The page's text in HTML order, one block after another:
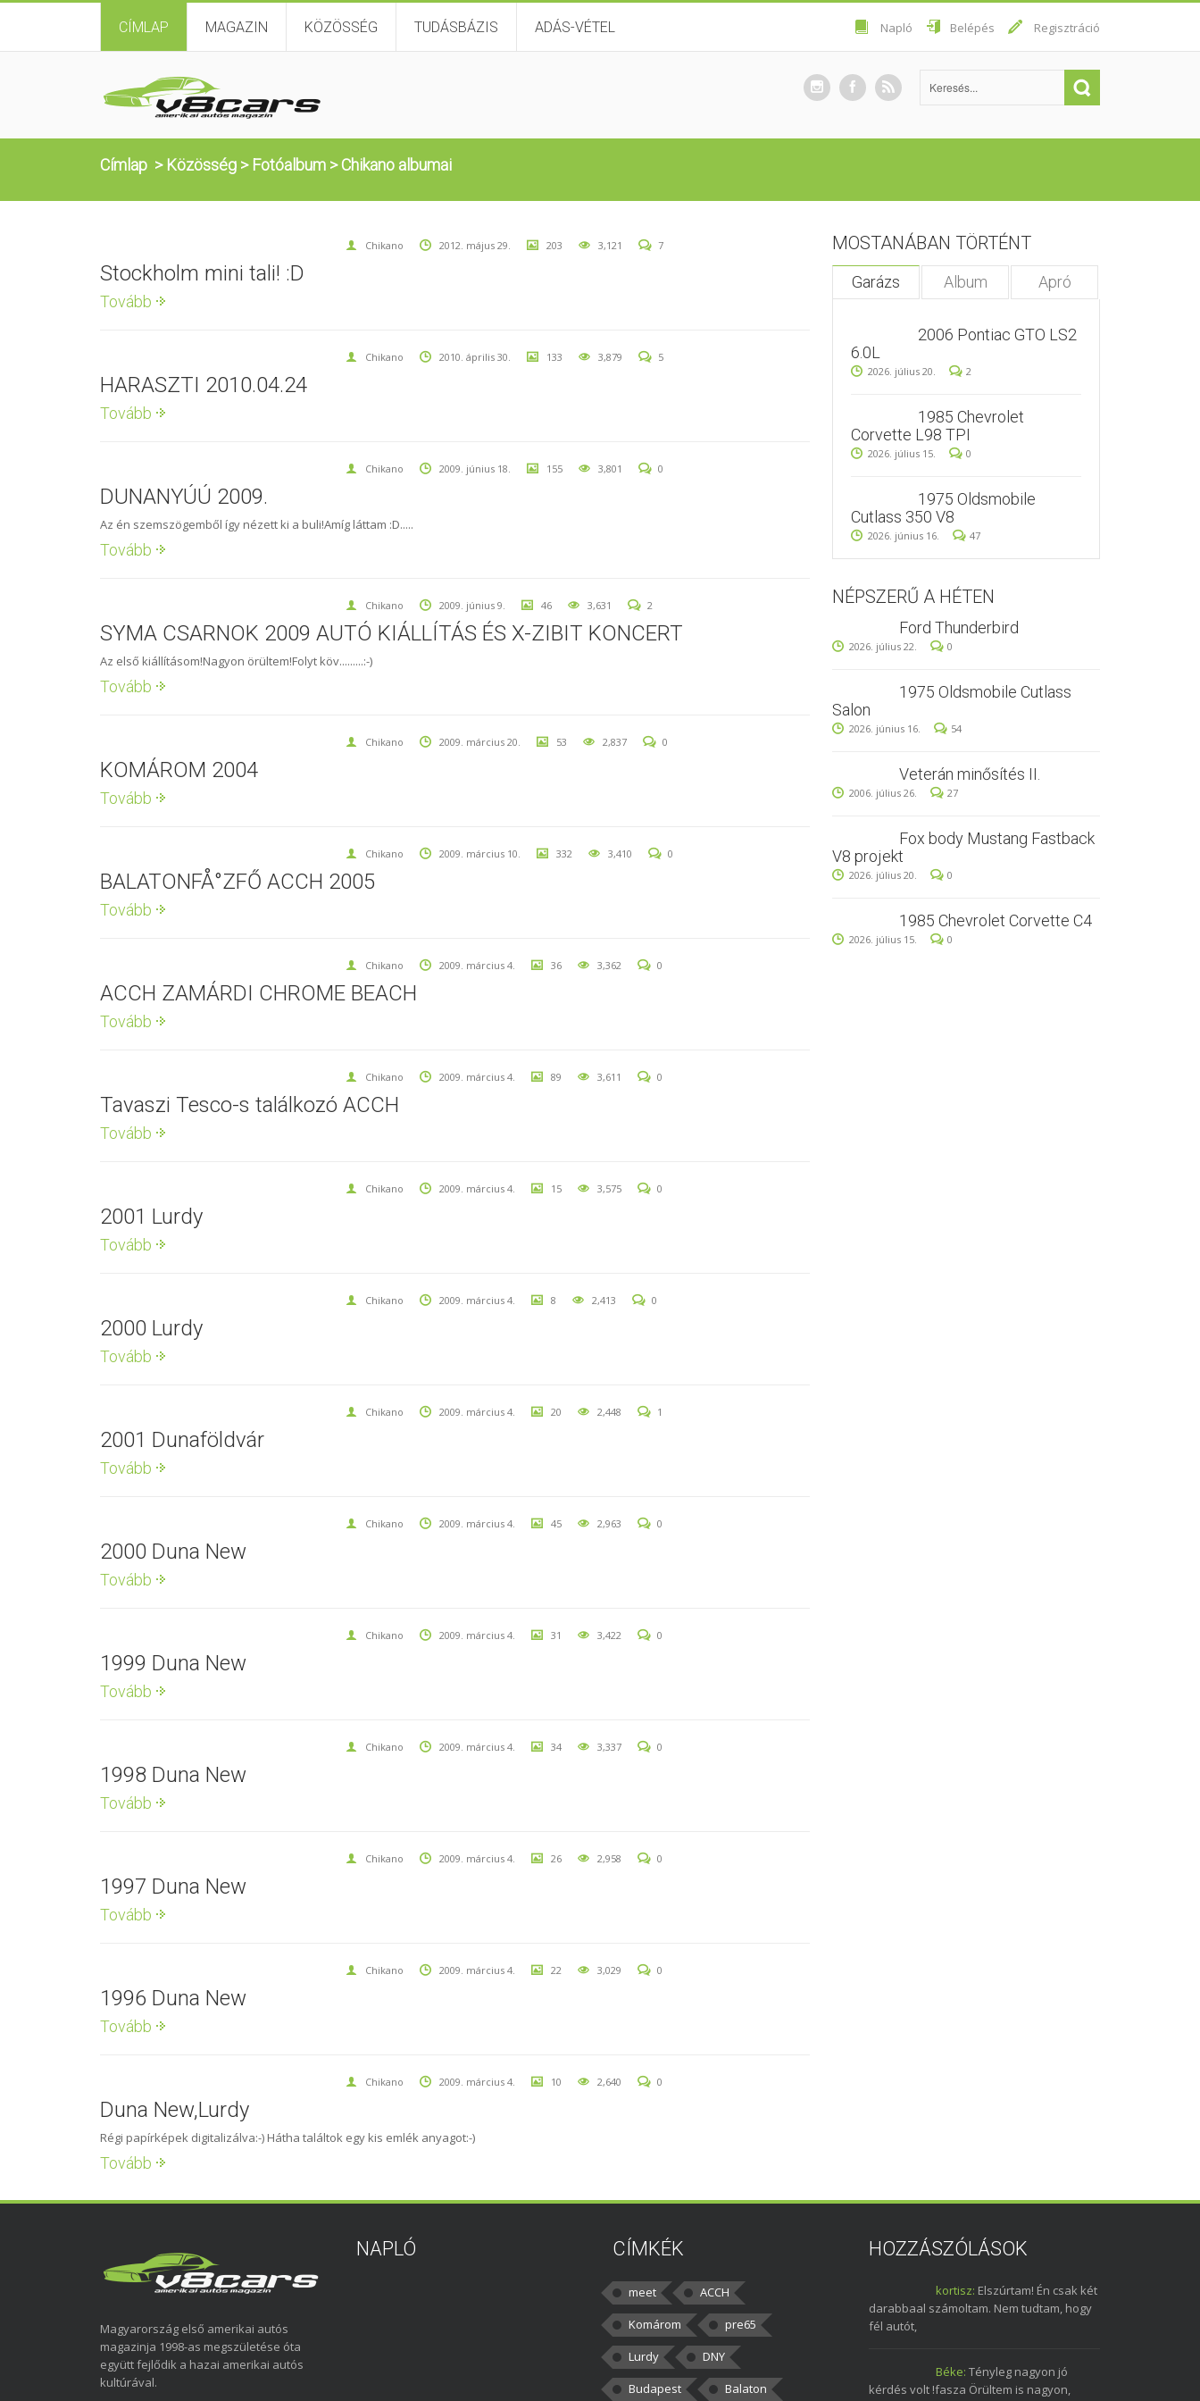
CÍMLAP MAGAZIN KÖZÖSSÉG TUDÁSBÁZIS ADÁS-VÉTEL Napló Belépés Regisztráció
Címlap > Közösség > Fotóalbum >Chikano albumai
Chikano 2012. május 29. 203 3,121 7
Stockholm mini tali! :D
Tovább
Chikano 2010. április 30. 133 3,879 5
HARASZTI 2010.04.24
Tovább
Chikano 2009. június 18. 155 3,801 0
DUNANYÚÚ 2009.
Az én szemszögemből így nézett ki a buli!Amíg láttam :D.....
Tovább
Chikano 2009. június 9. 46 3,631 2
SYMA CSARNOK 2009 AUTÓ KIÁLLÍTÁS ÉS X-ZIBIT KONCERT
Az első kiállításom!Nagyon örültem!Folyt köv.........:-)
Tovább
Chikano 2009. március 20. 53 2,837 0
KOMÁROM 2004
Tovább
Chikano 2009. március 10. 332 3,410 0
BALATONFÅ°ZFŐ ACCH 2005
Tovább
Chikano 2009. március 4. 36 3,362 0
ACCH ZAMÁRDI CHROME BEACH
Tovább
Chikano 2009. március 4. 89 3,611 0
Tavaszi Tesco-s találkozó ACCH
Tovább
Chikano 2009. március 4. 15 3,575 0
2001 Lurdy
Tovább
Chikano 2009. március 4. 8 2,413 0
2000 Lurdy
Tovább
Chikano 2009. március 4. 20 2,448 1
2001 Dunaföldvár
Tovább
Chikano 2009. március 4. 45 2,963 0
2000 Duna New
Tovább
Chikano 2009. március 4. 31 3,422 0
1999 Duna New
Tovább
Chikano 2009. március 4. 34 3,337 0
1998 Duna New
Tovább
Chikano 2009. március 4. 26 2,958 0
1997 Duna New
Tovább
Chikano 2009. március 4. 22 3,029 0
1996 Duna New
Tovább
Chikano 2009. március 4. 10 2,640 0
Duna New,Lurdy
Régi papírképek digitalizálva:-) Hátha találtok egy kis emlék anyagot:-)
Tovább
MOSTANÁBAN TÖRTÉNT
Garázs Album Apró
2006 Pontiac GTO LS2
6.0L
2026. július 20. 2
1985 Chevrolet
Corvette L98 TPI
2026. július 15. 0
1975 Oldsmobile
Cutlass 350 V8
2026. június 16. 47
NÉPSZERŰ A HÉTEN
Ford Thunderbird
2026. július 22. 0
1975 Oldsmobile Cutlass
Salon
2026. június 16. 54
Veterán minősítés II.
2006. július 26. 27
Fox body Mustang Fastback
V8 projekt
2026. július 20. 0
1985 Chevrolet Corvette C4
2026. július 15. 0
Magyarország első amerikai autós
magazinja 1998-as megszületése óta
együtt fejlődik a hazai amerikai autós
kultúrával.
NAPLÓ CÍMKÉK
meet
ACCH
Komárom
pre65
Lurdy
DNY
Budapest
Balaton
HOZZÁSZÓLÁSOK
kortisz: Elszúrtam! Én csak két
darabbaal számoltam. Nem tudtam, hogy
fél autót,
Béke: Tényleg nagyon jó
kérdés volt !fasza Örültem is nagyon,